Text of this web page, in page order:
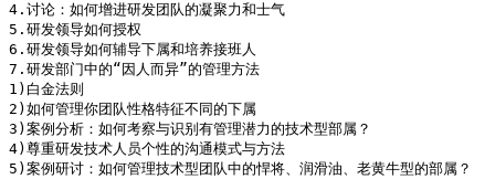
4.讨论：如何增进研发团队的凝聚力和士气
5.研发领导如何授权
6.研发领导如何辅导下属和培养接班人
7.研发部门中的“因人而异”的管理方法
1)白金法则
2)如何管理你团队性格特征不同的下属
3)案例分析：如何考察与识别有管理潜力的技术型部属？
4)尊重研发技术人员个性的沟通模式与方法
5)案例研讨：如何管理技术型团队中的悍将、润滑油、老黄牛型的部属？